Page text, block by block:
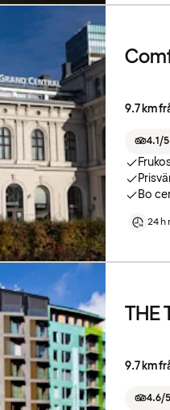
9.7 km
4.1/5
Bo
24 h
THE
9.7 km
4.6/5